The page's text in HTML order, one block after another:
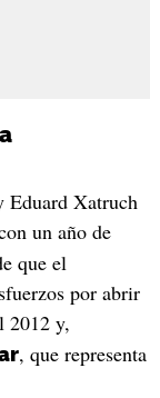
Eduard Xatruch
un año de
que el
por abrir
2012 y,
, que representa